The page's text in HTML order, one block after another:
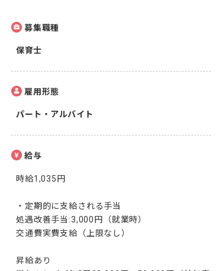
募集職種
保育士
雇用形態
パート・アルバイト
給与
時給1,035円
・定期的に支給される手当
処遇改善手当:3,000円（就業時）
交通費実費支給（上限なし）
昇給あり